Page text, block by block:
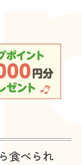
食べられ